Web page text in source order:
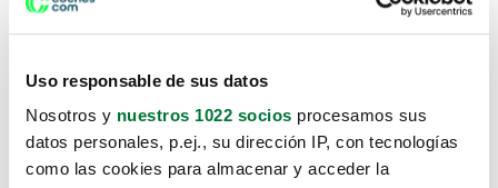
Uso responsable de sus datos
Nosotros y nuestros 1022 socios procesamos sus
datos personales, p.ej., su dirección IP, con tecnologías
como las cookies para almacenar y acceder la